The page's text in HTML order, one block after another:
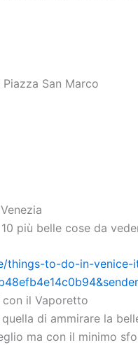
San Marco
più belle cose da
things-to-do-in-venice-
con il Vaporetto
di ammirare la
ma con il minimo